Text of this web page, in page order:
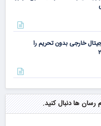
خارجی بدون تحریم را
رسان ها دنبال کنید.